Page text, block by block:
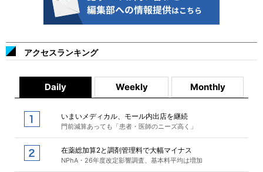
アクセスランキング
Daily Weekly Monthly
いまいメディカル、モール内出店を継続
門前減算あっても「患者・医師のニーズ高く」
在薬総加算2と調剤管理料で大幅マイナス
NPhA・26年度改定影響調査、基本料平均は増加